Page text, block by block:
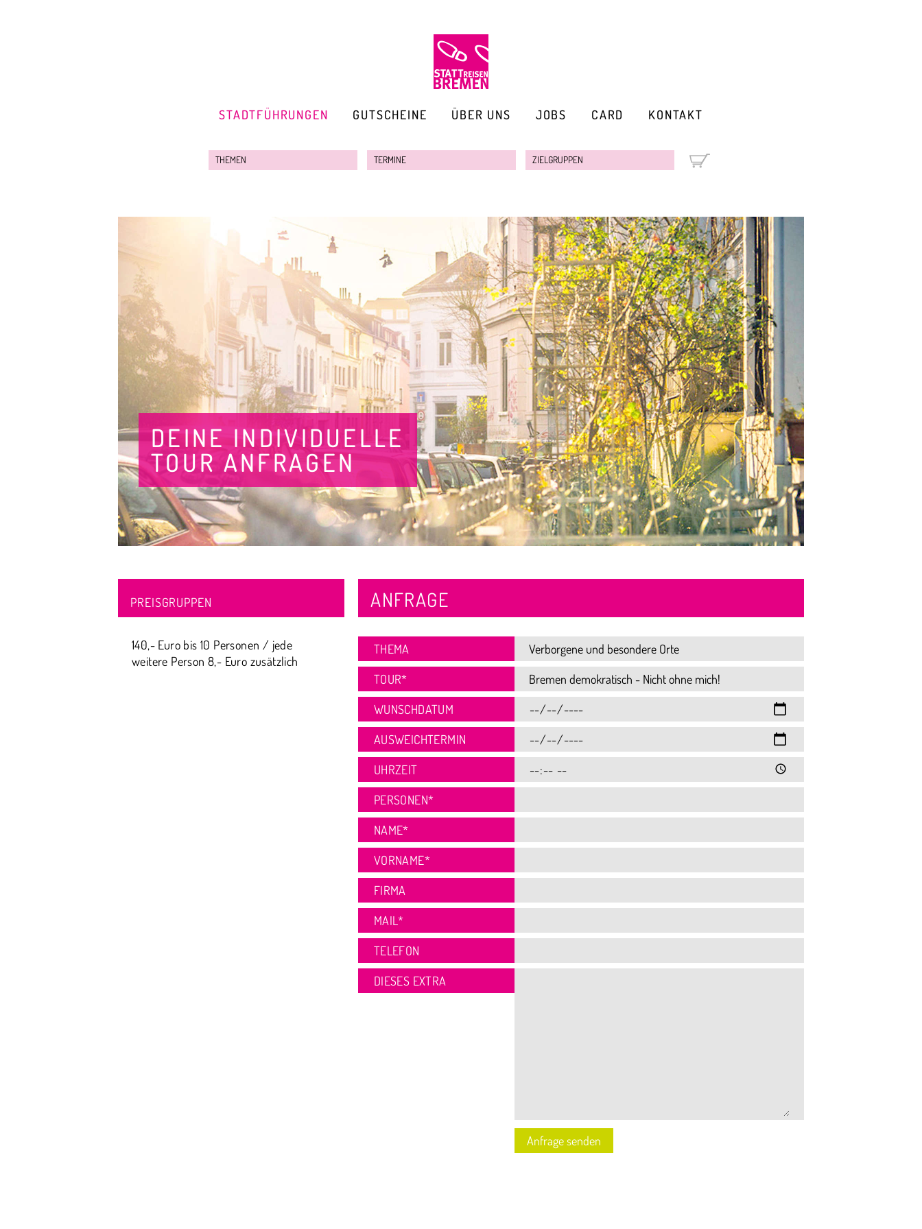
STADTFÜHRUNGEN GUTSCHEINE ÜBER UNS JOBS CARD KONTAKT
DEINE INDIVIDUELLE
TOUR ANFRAGEN
PREISGRUPPEN
140,- Euro bis 10 Personen / jede
weitere Person 8,- Euro zusätzlich
ANFRAGE
THEMA
TOUR*
WUNSCHDATUM
AUSWEICHTERMIN
UHRZEIT
PERSONEN*
NAME*
VORNAME*
FIRMA
MAIL*
TELEFON
DIESES EXTRA